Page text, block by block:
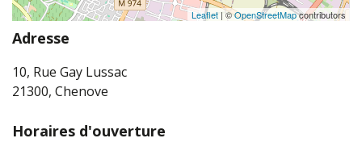
Leaflet | ©OpenStreetMapcontributors
Adresse
10, Rue Gay Lussac
21300, Chenove
Horaires d'ouverture